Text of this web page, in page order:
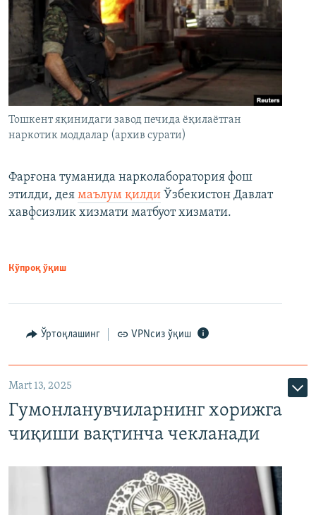
Тошкент яқинидаги завод печида ёқилаётган
наркотик моддалар (архив сурати)
Фарғона туманида нарколаборатория фош
этилди, дея маълум қилди Ўзбекистон Давлат
хавфсизлик хизмати матбуот хизмати.
Кўпроқ ўқиш
Ўртоқлашинг VPNсиз ўқиш
Mart 13, 2025
Гумонланувчиларнинг хорижга
чиқиши вақтинча чекланади